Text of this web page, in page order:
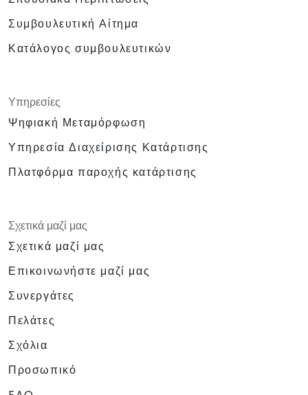
Συμβουλευτική Αίτημα
Κατάλογος συμβουλευτικών
Υπηρεσίες
Ψηφιακή Μεταμόρφωση
Υπηρεσία Διαχείρισης Κατάρτισης
Πλατφόρμα παροχής κατάρτισης
Σχετικά μαζί μας
Σχετικά μαζί μας
Επικοινωνήστε μαζί μας
Συνεργάτες
Πελάτες
Σχόλια
Προσωπικό